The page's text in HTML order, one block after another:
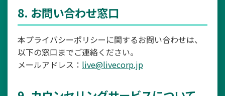
8. お問い合わせ窓口
本プライバシーポリシーに関するお問い合わせは、
以下の窓口までご連絡ください。
メールアドレス： live@livecorp.jp